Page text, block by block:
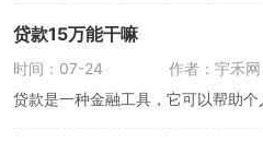
贷款15万能干嘛
时间：07-24
作者：宇禾网